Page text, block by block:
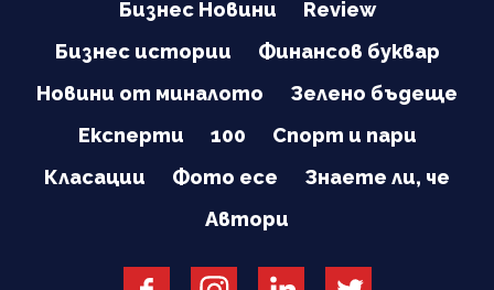
Бизнес Новини
Review
Бизнес истории
Финансов буквар
Новини от миналото
Зелено бъдеще
Експерти
100
Спорт и пари
Класации
Фото есе
Знаете ли, че
Автори